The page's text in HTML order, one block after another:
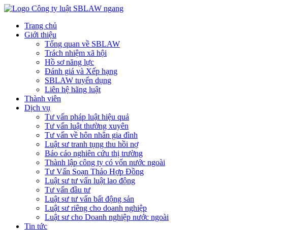
Trang chủ
Giới thiệu
Tổng quan về SBLAW
Trách nhiệm xã hội
Hồ sơ năng lực
Đánh giá và Xếp hạng
SBLAW tuyển dụng
Liên hệ hãng luật
Thành viên
Dịch vụ
Tư vấn pháp luật hiệu quả
Tư vấn luật thường xuyên
Tư vấn về hôn nhân gia đình
Luật sư tranh tụng thu hồi nợ
Báo cáo nghiên cứu thị trường
Thành lập công ty có vốn nước ngoài
Tư Vấn Soạn Thảo Hợp Đồng
Luật sư tư vấn luật lao động
Tư vấn đầu tư
Luật sư tư vấn bất động sản
Luật sư riêng cho doanh nghiệp
Luật sư cho Doanh nghiệp nước ngoài
Tin tức